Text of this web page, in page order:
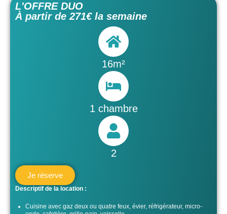
L'OFFRE DUO
À partir de 271€ la semaine
16m²
1 chambre
2
Je réserve
Descriptif de la location :
Cuisine avec gaz deux ou quatre feux, évier, réfrigérateur, micro-